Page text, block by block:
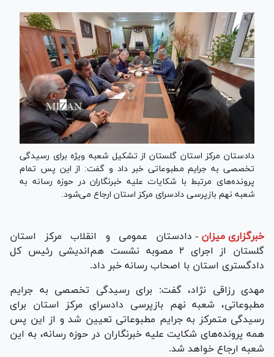
دادستان مرکز استان گلستان از تشکیل شعبه ویژه برای رسیدگی
تخصصی به جرایم مطبوعاتی خبر داد و گفت: از این پس تمام
پرونده‌های مرتبط با شکایات علیه خبرنگاران در حوزه رسانه به
شعبه نهم بازپرسی دادسرای مرکز استان ارجاع می‌شود.
خبرگزاری میزان - دادستان عمومی و انقلاب مرکز استان
گلستان از اجرای ۲ مصوبه نشست هم‌اندیشی رئیس کل
دادگستری استان با اصحاب رسانه خبر داد.
مهدی رزاقی نژاد، گفت: برای رسیدگی تخصصی به جرایم
مطبوعاتی، شعبه نهم بازپرسی دادسرای مرکز استان برای
رسیدگی متمرکز به جرایم مطبوعاتی تعیین شد و از این پس
همه پرونده‌های شکایت علیه خبرنگاران در حوزه رسانه، به این
شعبه ارجاع خواهد شد.